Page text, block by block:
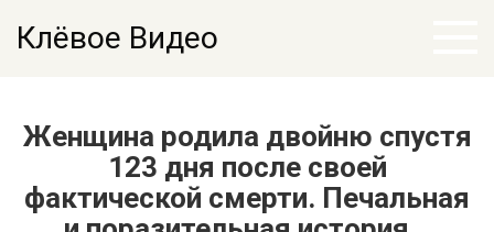
Клёвое Видео
Женщина родила двойню спустя
123 дня после своей
фактической смерти. Печальная